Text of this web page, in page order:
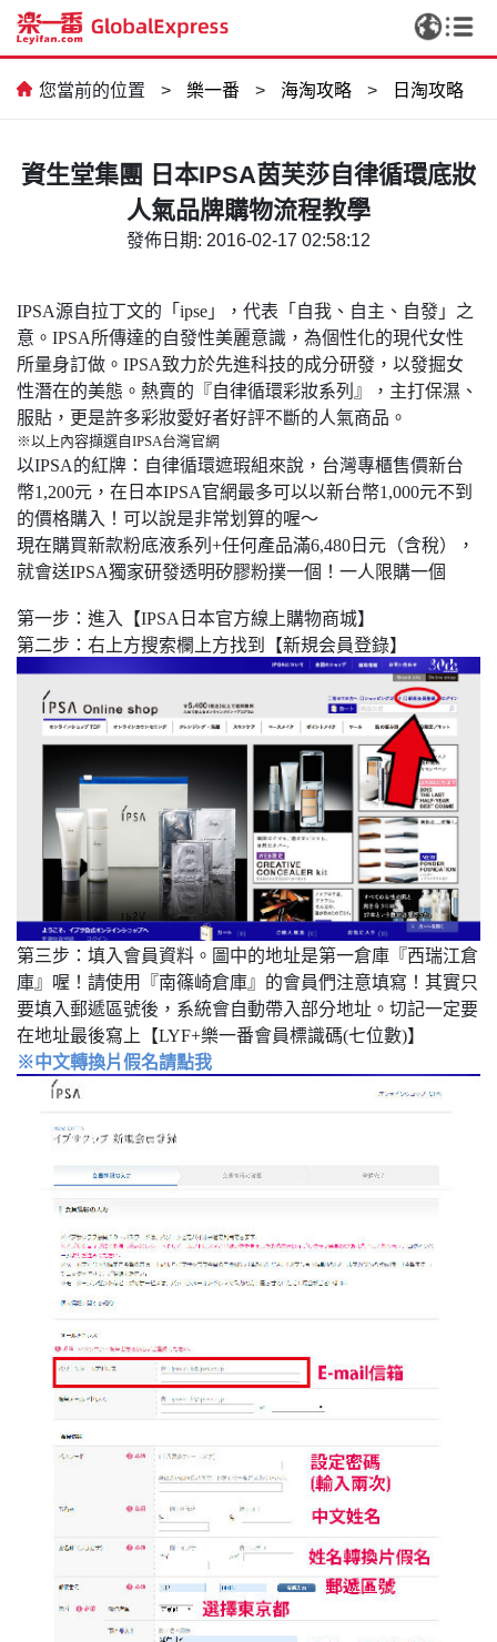
您當前的位置 > 樂一番 > 海淘攻略 > 日淘攻略
，我終於實現相機自由啦✨
攻略待查收！
一番」日本轉運基本教學
資生堂集團 日本IPSA茵芙莎自律循環底妝
人氣品牌購物流程教學
發佈日期: 2016-02-17 02:58:12
IPSA源自拉丁文的「ipse」，代表「自我、自主、自發」之
意。IPSA所傳達的自發性美麗意識，為個性化的現代女性
所量身訂做。IPSA致力於先進科技的成分研發，以發掘女
性潛在的美態。熱賣的『自律循環彩妝系列』，主打保濕、
服貼，更是許多彩妝愛好者好評不斷的人氣商品。
※以上內容擷選自IPSA台灣官網
以IPSA的紅牌：自律循環遮瑕組來說，台灣專櫃售價新台
幣1,200元，在日本IPSA官網最多可以以新台幣1,000元不到
的價格購入！可以說是非常划算的喔～
現在購買新款粉底液系列+任何產品滿6,480日元（含稅），
就會送IPSA獨家研發透明矽膠粉撲一個！一人限購一個
第一步：進入【IPSA日本官方線上購物商城】
第二步：右上方搜索欄上方找到【新規会員登錄】
第三步：填入會員資料。 圖中的地址是第一倉庫『西瑞江倉
庫』喔！請使用『南篠崎倉庫』的會員們注意填寫！其實只
要填入郵遞區號後，系統會自動帶入部分地址。切記一定要
在地址最後寫上【LYF+樂一番會員標識碼(七位數)】
※中文轉換片假名請點我